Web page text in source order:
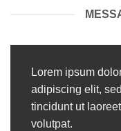
Lorem ipsum
adipiscing elit,
tincidunt ut
volutpat.